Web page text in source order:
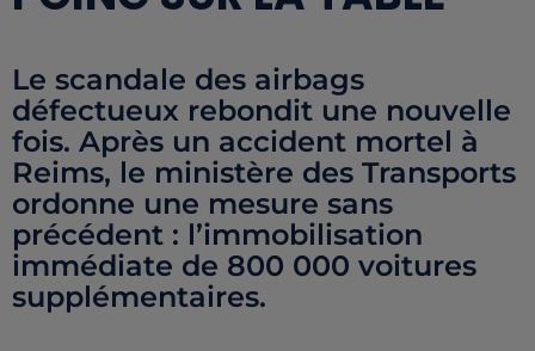
Le scandale des airbags
défectueux rebondit une nouvelle
fois. Après un accident mortel à
Reims, le ministère des Transports
ordonne une mesure sans
précédent : l’immobilisation
immédiate de 800 000 voitures
supplémentaires.